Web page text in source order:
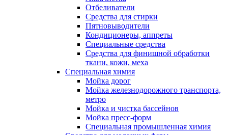
Отбеливатели
Средства для стирки
Пятновыводители
Кондиционеры, аппреты
Специальные средства
Средства для финишной обработки
ткани, кожи, меха
Специальная химия
Мойка дорог
Мойка железнодорожного транспорта,
метро
Мойка и чистка бассейнов
Мойка пресс-форм
Специальная промышленная химия